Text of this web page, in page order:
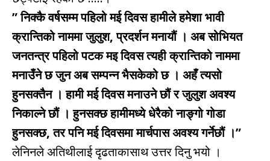
” निक्कै वर्षसम्म पहिलो मई दिवस हामीले हमेशा भावी
क्रान्तिको नाममा जुलुश, प्रदर्शन मनायौं । अब सोभियत
जनतन्त्र पहिलो पटक मइ दिवस त्यही क्रान्तिको नाममा
मनाउँने छ जुन अब सम्पन्न भैसकेको छ । अहँ त्यसो
हुनसक्तैन । हामी मई दिवस मनाउने छौं र जुलुश अवश्य
निकाल्ने छौं । हुनसक्छ हामीमध्ये धेरैको नाङ्गो गोडा
हुनसक्छ, तर पनि मई दिवसमा मार्चपास अवश्य गर्नेछौं ।”
लेनिनले अतिथीलाई दृढताकासाथ उत्तर दिनु भयो ।